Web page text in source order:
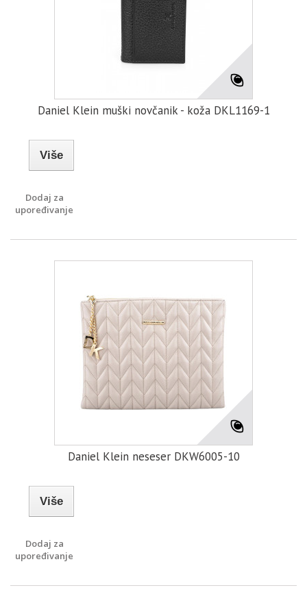
Daniel Klein muški novčanik - koža DKL1169-1
Više
Dodaj za
upoređivanje
Daniel Klein neseser DKW6005-10
Više
Dodaj za
upoređivanje